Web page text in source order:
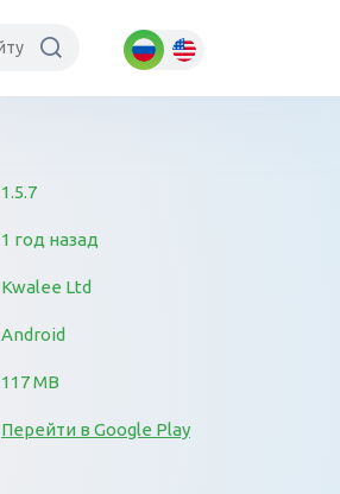
1.5.7
1 год назад
Kwalee Ltd
Android
117 MB
Перейти в Google Play